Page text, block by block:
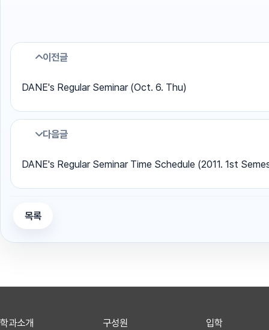
이전글
DANE's Regular Seminar (Oct. 6. Thu)
다음글
DANE's Regular Seminar Time Schedule (2011. 1st
목록
학과소개 구성원 입학